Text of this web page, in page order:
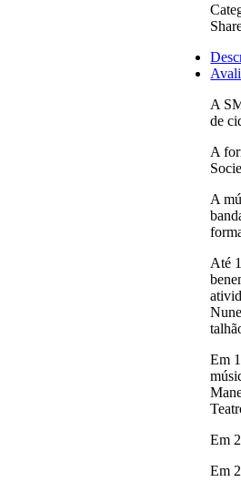
A
de
A
A
Até
Em
Em
Em